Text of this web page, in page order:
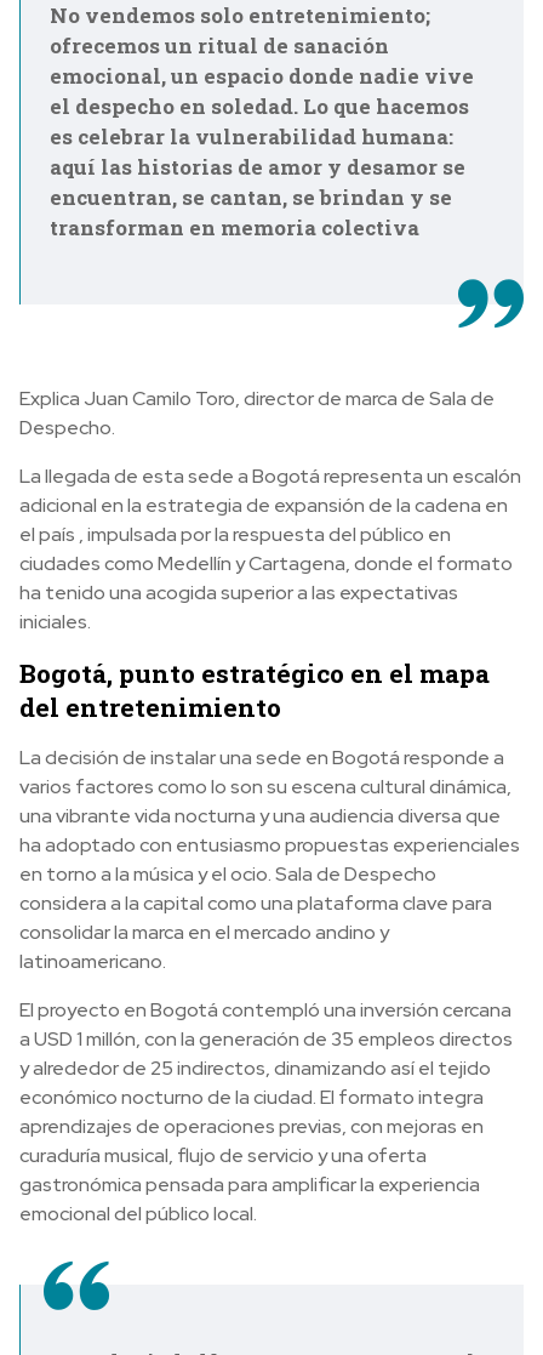
No vendemos solo entretenimiento;
ofrecemos un ritual de sanación
emocional, un espacio donde nadie vive
el despecho en soledad. Lo que hacemos
es celebrar la vulnerabilidad humana:
aquí las historias de amor y desamor se
encuentran, se cantan, se brindan y se
transforman en memoria colectiva
Explica Juan Camilo Toro, director de marca de Sala de
Despecho.
La llegada de esta sede a Bogotá representa un escalón
adicional en la estrategia de expansión de la cadena en
el país , impulsada por la respuesta del público en
ciudades como Medellín y Cartagena, donde el formato
ha tenido una acogida superior a las expectativas
iniciales.
Bogotá, punto estratégico en el mapa
del entretenimiento
La decisión de instalar una sede en Bogotá responde a
varios factores como lo son su escena cultural dinámica,
una vibrante vida nocturna y una audiencia diversa que
ha adoptado con entusiasmo propuestas experienciales
en torno a la música y el ocio. Sala de Despecho
considera a la capital como una plataforma clave para
consolidar la marca en el mercado andino y
latinoamericano.
El proyecto en Bogotá contempló una inversión cercana
a USD 1 millón, con la generación de 35 empleos directos
y alrededor de 25 indirectos, dinamizando así el tejido
económico nocturno de la ciudad. El formato integra
aprendizajes de operaciones previas, con mejoras en
curaduría musical, flujo de servicio y una oferta
gastronómica pensada para amplificar la experiencia
emocional del público local.